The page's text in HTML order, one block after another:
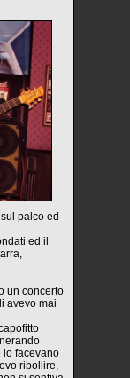
palco ed
ed il
un concerto
avevo mai
lo facevano
ribollire,